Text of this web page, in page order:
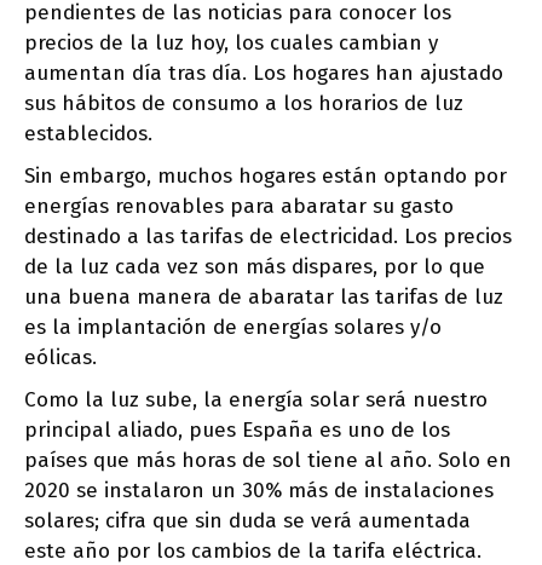
pendientes de las noticias para conocer los
precios de la luz hoy, los cuales cambian y
aumentan día tras día. Los hogares han ajustado
sus hábitos de consumo a los horarios de luz
establecidos.
Sin embargo, muchos hogares están optando por
energías renovables para abaratar su gasto
destinado a las tarifas de electricidad. Los precios
de la luz cada vez son más dispares, por lo que
una buena manera de abaratar las tarifas de luz
es la implantación de energías solares y/o
eólicas.
Como la luz sube, la energía solar será nuestro
principal aliado, pues España es uno de los
países que más horas de sol tiene al año. Solo en
2020 se instalaron un 30% más de instalaciones
solares; cifra que sin duda se verá aumentada
este año por los cambios de la tarifa eléctrica.